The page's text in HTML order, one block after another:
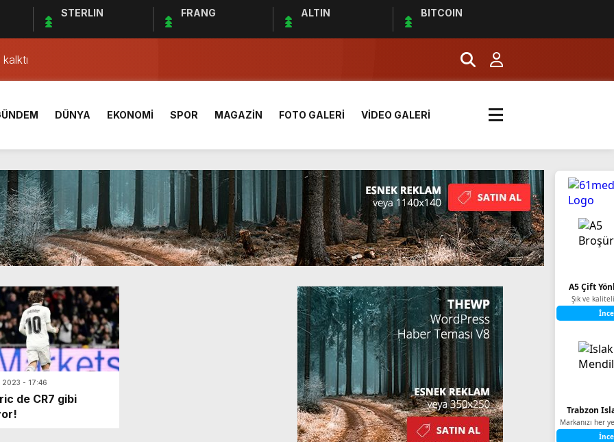
A5 Çift
Şık ve
Trabzon
Markanızı her
STERLIN FRANG ALTIN BITCOIN
ÖZET
Yeme, içme ve konaklama sektörü hareketlendi
”Kleopatra” kavgası
uydusu 2024’te fırlatılacak
bini aştı
sivil hayatını kaybetti
Kurulu Başkanı Ahmet Bolat kaç yaşında ve nereli?
ne zaman, saat kaçta ve hangi kanalda canlı yayınlanacak? | Euro 2024 Elemeleri
ÖZET
Yeme, içme ve konaklama sektörü hareketlendi
DÜNYA EKONOMİ SPOR MAGAZİN FOTO GALERİ VİDEO GALERİ
2023 - 17:46
de CR7 gibi